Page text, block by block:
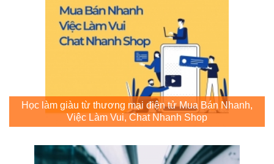
Học làm giàu từ thương mại điện tử Mua Bán Nhanh,
Việc Làm Vui, Chat Nhanh Shop